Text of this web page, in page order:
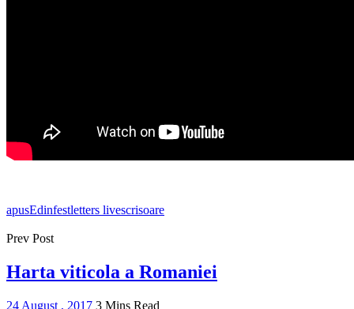
apusEdinfestletters livescrisoare
Prev Post
Harta viticola a Romaniei
24 August , 2017 3 Mins Read